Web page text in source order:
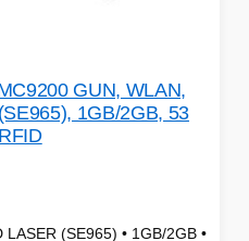
GUN, WLAN,
1GB/2GB, 53
LASER (SE965) • 1GB/2GB •